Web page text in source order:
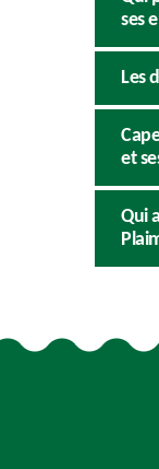
ses
Les
et
Qui